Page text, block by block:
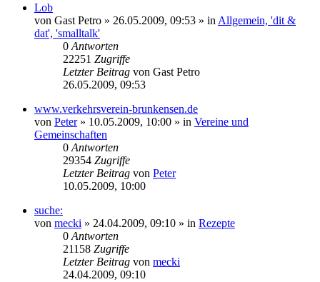
Lob
von Gast Petro » 26.05.2009, 09:53 » in Allgemein, 'dit &
dat', 'smalltalk'
0 Antworten
22251 Zugriffe
Letzter Beitrag von Gast Petro
26.05.2009, 09:53
www.verkehrsverein-brunkensen.de
von Peter» 10.05.2009, 10:00 » in Vereine und
Gemeinschaften
0 Antworten
29354 Zugriffe
Letzter Beitrag von Peter
10.05.2009, 10:00
suche:
von mecki » 24.04.2009, 09:10 » in Rezepte
0 Antworten
21158 Zugriffe
Letzter Beitrag von mecki
24.04.2009, 09:10